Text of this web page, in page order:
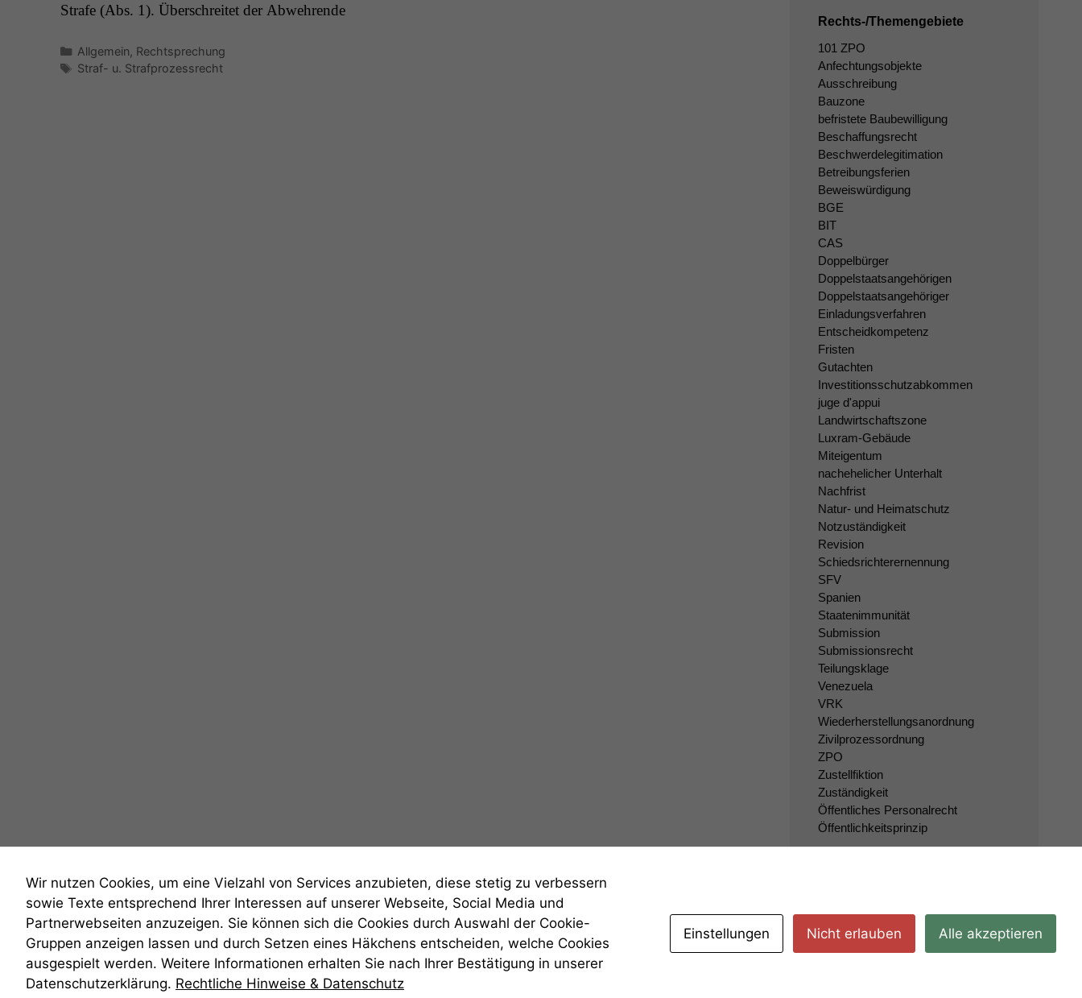
Strafe (Abs. 1). Über­schre­it­et der Abwehrende
Kategorien
Allgemein, Rechtsprechung
Schlagwörter
Straf- u. Strafprozessrecht
Rechts-/Themengebiete
101 ZPO
Anfechtungsobjekte
Ausschreibung
Bauzone
befristete Baubewilligung
Beschaffungsrecht
Beschwerdelegitimation
Betreibungsferien
Beweiswürdigung
BGE
BIT
CAS
Doppelbürger
Doppelstaatsangehörigen
Doppelstaatsangehöriger
Einladungsverfahren
Entscheidkompetenz
Fristen
Gutachten
Investitionsschutzabkommen
juge d'appui
Landwirtschaftszone
Luxram-Gebäude
Miteigentum
nachehelicher Unterhalt
Nachfrist
Natur- und Heimatschutz
Notzuständigkeit
Revision
Schiedsrichterernennung
SFV
Spanien
Staatenimmunität
Submission
Submissionsrecht
Teilungsklage
Venezuela
VRK
Wiederherstellungsanordnung
Zivilprozessordnung
ZPO
Zustellfiktion
Zuständigkeit
Öffentliches Personalrecht
Öffentlichkeitsprinzip
anmelden
Wir nutzen Cookies, um eine Vielzahl von Services anzubieten, diese stetig zu verbessern
sowie Texte entsprechend Ihrer Interessen auf unserer Webseite, Social Media und
Partnerwebseiten anzuzeigen. Sie können sich die Cookies durch Auswahl der Cookie-
Gruppen anzeigen lassen und durch Setzen eines Häkchens entscheiden, welche Cookies
ausgespielt werden. Weitere Informationen erhalten Sie nach Ihrer Bestätigung in unserer
Datenschutzerklärung. Rechtliche Hinweise & Datenschutz
Einstellungen Nicht erlauben Alle akzeptieren
Einige
dieser Website
sind optional.
diese Option